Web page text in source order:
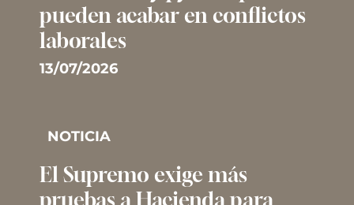
pueden acabar en conflictos
laborales
13/07/2026
NOTICIA
El Supremo exige más
pruebas a Hacienda para